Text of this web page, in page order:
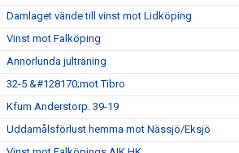
Damlaget vände till vinst mot Lidköping
Vinst mot Falköping
Annorlunda julträning
32-5 &#128170;mot Tibro
Kfum Anderstorp. 39-19
Uddamålsförlust hemma mot Nässjö/Eksjö